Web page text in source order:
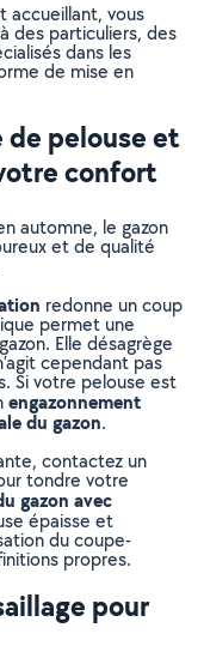
accueillant, vous
des particuliers, des
dans les
de mise en
pelouse et
confort
automne, le gazon
et de qualité
redonne un coup
permet une
Elle désagrège
cependant pas
Si votre pelouse est
engazonnement
du gazon.
contactez un
tondre votre
gazon avec
épaisse et
du coupe-
propres.
pour